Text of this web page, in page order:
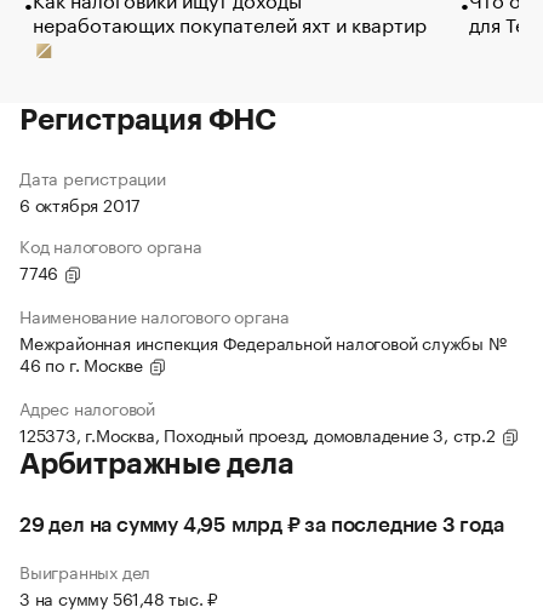
неработающих покупателей яхт и квартир
для
Регистрация ФНС
Дата регистрации
6 октября 2017
Код налогового органа
7746
Наименование налогового органа
Межрайонная инспекция Федеральной налоговой службы №
46 по г. Москве
Адрес налоговой
125373, г.Москва, Походный проезд, домовладение 3, стр.2
Арбитражные дела
29 дел на сумму 4,95 млрд ₽ за последние 3 года
Выигранных дел
3 на сумму 561,48 тыс. ₽